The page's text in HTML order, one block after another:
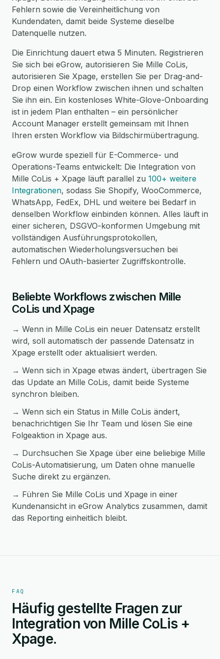
Fehlern sowie die Vereinheitlichung von
Kundendaten, damit beide Systeme dieselbe
Datenquelle nutzen.
Die Einrichtung dauert etwa 5 Minuten. Registrieren
Sie sich bei eGrow, autorisieren Sie Mille CoLis,
autorisieren Sie Xpage, erstellen Sie per Drag-and-
Drop einen Workflow zwischen ihnen und schalten
Sie ihn ein. Ein kostenloses White-Glove-Onboarding
ist in jedem Plan enthalten – ein persönlicher
Account Manager erstellt gemeinsam mit Ihnen
Ihren ersten Workflow via Bildschirmübertragung.
eGrow wurde speziell für E-Commerce- und
Operations-Teams entwickelt: Die Integration von
Mille CoLis + Xpage läuft parallel zu 100+ weitere
Integrationen, sodass Sie Shopify, WooCommerce,
WhatsApp, FedEx, DHL und weitere bei Bedarf in
denselben Workflow einbinden können. Alles läuft in
einer sicheren, DSGVO-konformen Umgebung mit
vollständigen Ausführungsprotokollen,
automatischen Wiederholungsversuchen bei
Fehlern und OAuth-basierter Zugriffskontrolle.
Beliebte Workflows zwischen Mille
CoLis und Xpage
→ Wenn in Mille CoLis ein neuer Datensatz erstellt
wird, soll automatisch der passende Datensatz in
Xpage erstellt oder aktualisiert werden.
→ Wenn sich in Xpage etwas ändert, übertragen Sie
das Update an Mille CoLis, damit beide Systeme
synchron bleiben.
→ Wenn sich ein Status in Mille CoLis ändert,
benachrichtigen Sie Ihr Team und lösen Sie eine
Folgeaktion in Xpage aus.
→ Durchsuchen Sie Xpage über eine beliebige Mille
CoLis-Automatisierung, um Daten ohne manuelle
Suche direkt zu ergänzen.
→ Führen Sie Mille CoLis und Xpage in einer
Kundenansicht in eGrow Analytics zusammen, damit
das Reporting einheitlich bleibt.
FAQ
Häufig gestellte Fragen zur
Integration von Mille CoLis +
Xpage.